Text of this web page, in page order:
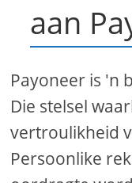
aan
Payoneer is 'n
Die stelsel
vertroulikheid
Persoonlike